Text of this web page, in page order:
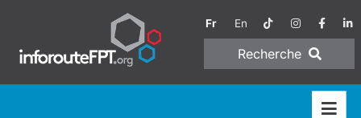
Fr En
Recherche